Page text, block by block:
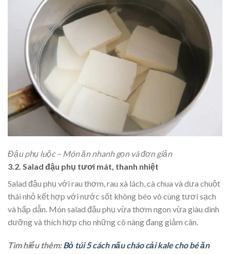
Đậu phụ luộc – Món ăn nhanh gọn và đơn giản
3.2. Salad đậu phụ tươi mát, thanh nhiệt
Salad đậu phụ với rau thơm, rau xà lách, cà chua và dưa chuột
thái nhỏ kết hợp với nước sốt không béo vô cùng tươi sạch
và hấp dẫn. Món salad đậu phụ vừa thơm ngon vừa giàu dinh
dưỡng và thích hợp cho những cô nàng đang giảm cân.
Tìm hiểu thêm:Bỏ túi 5 cách nấu cháo cải kale cho bé ăn